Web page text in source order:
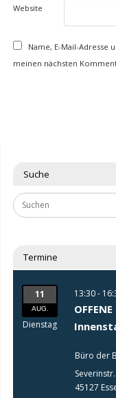
Website
Name, E-Mail-Adresse
meinen nächsten
Suche
Termine
11
AUG.
Dienstag
13:30 -
Büro der
Severinstr.
45127